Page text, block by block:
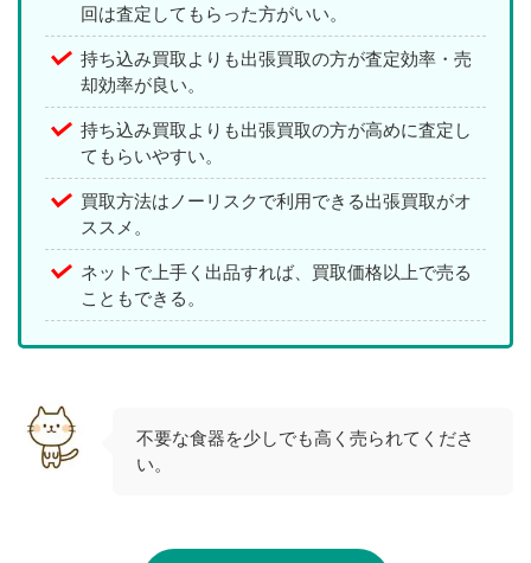
回は査定してもらった方がいい。
持ち込み買取よりも出張買取の方が査定効率・売
却効率が良い。
持ち込み買取よりも出張買取の方が高めに査定し
てもらいやすい。
買取方法はノーリスクで利用できる出張買取がオ
ススメ。
ネットで上手く出品すれば、買取価格以上で売る
こともできる。
不要な食器を少しでも高く売られてくださ
い。